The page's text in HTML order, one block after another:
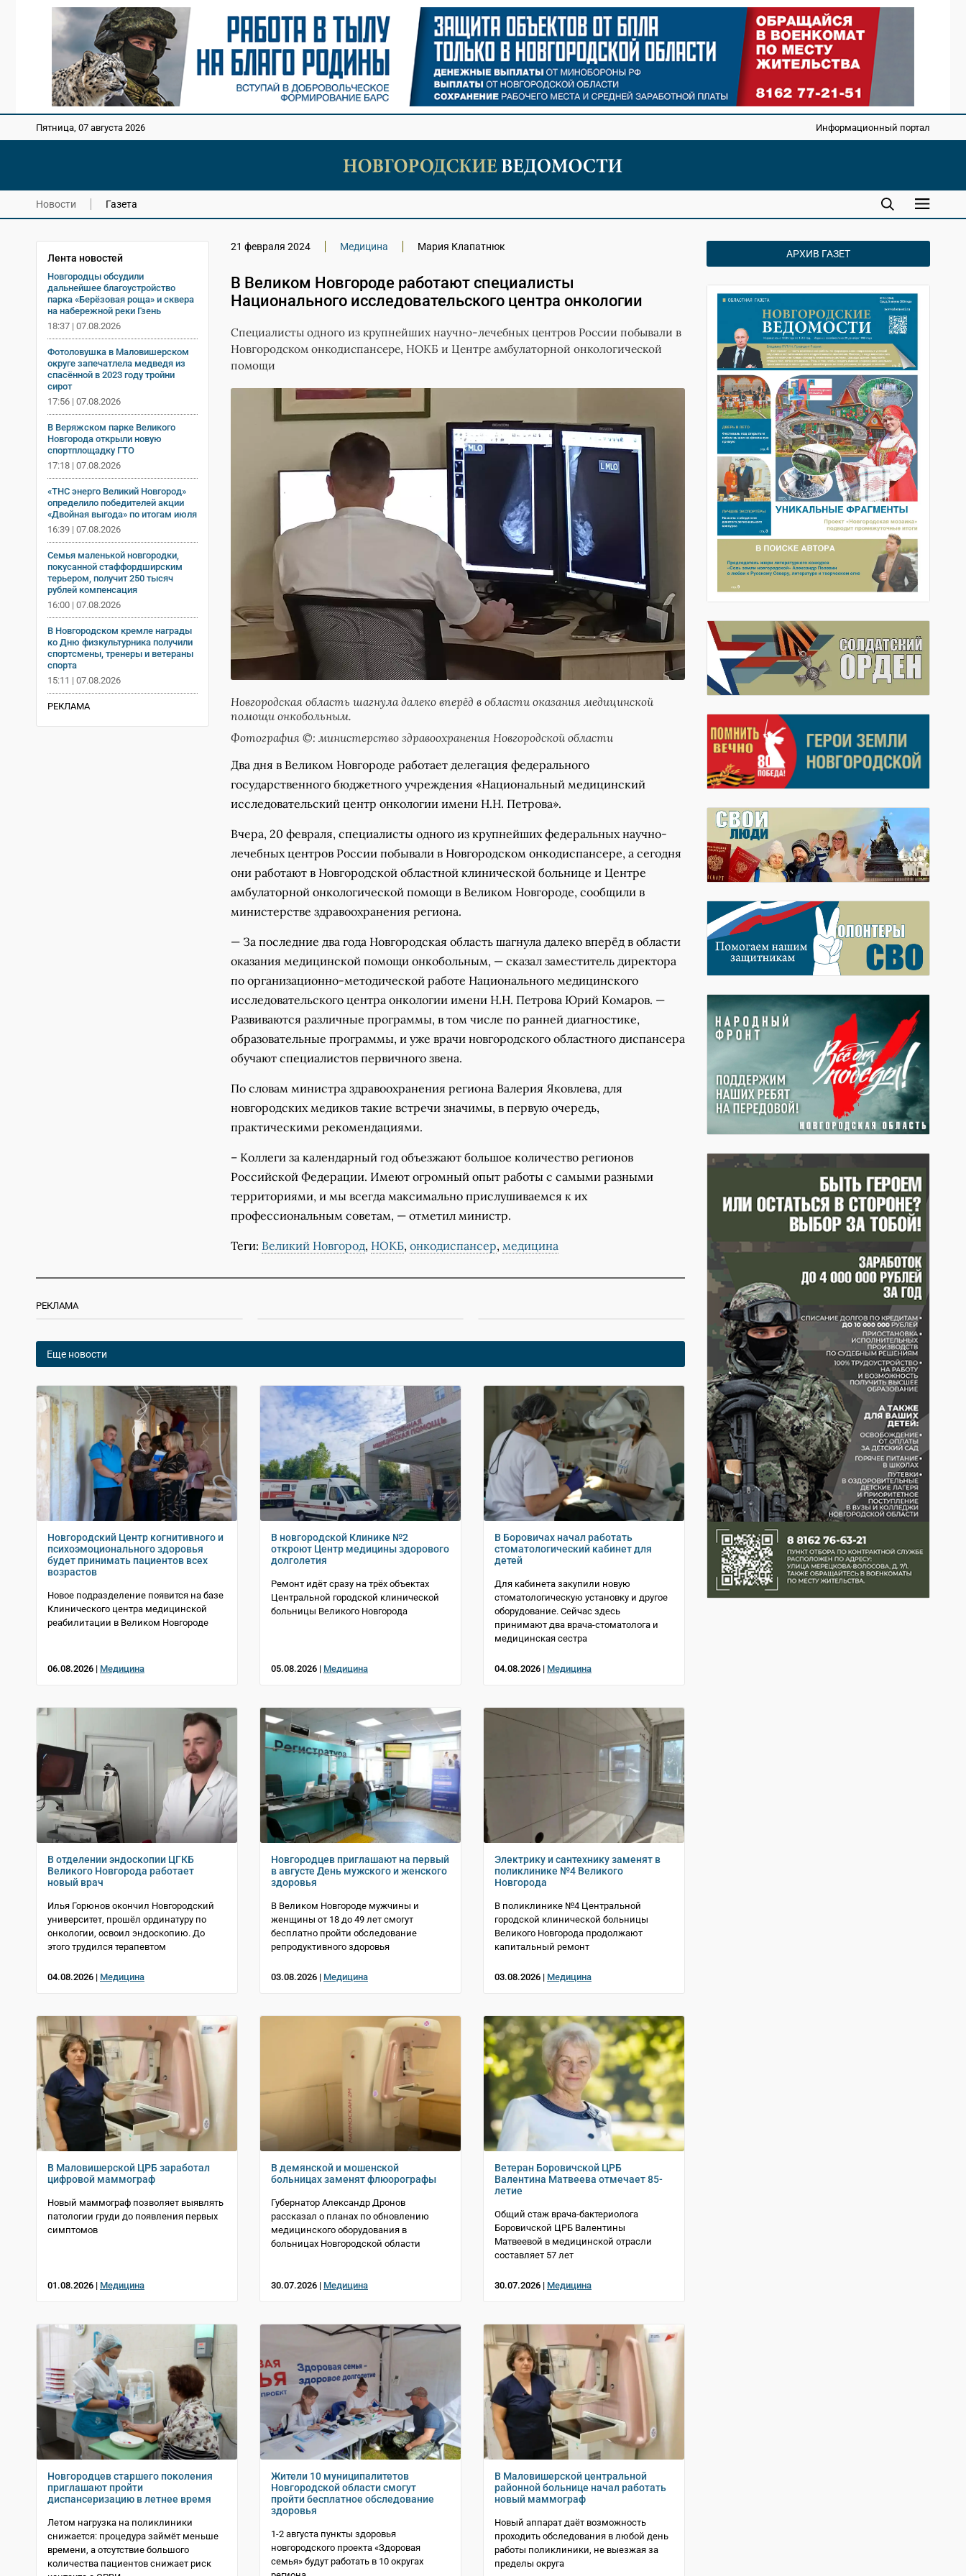
Пятница, 07 августа 2026 Информационный портал
Новости Газета
Лента новостей
Новгородцы обсудили
дальнейшее благоустройство
парка «Берёзовая роща» и сквера
на набережной реки Гзень
18:37 | 07.08.2026
Фотоловушка в Маловишерском
округе запечатлела медведя из
спасённой в 2023 году тройни
сирот
17:56 | 07.08.2026
В Веряжском парке Великого
Новгорода открыли новую
спортплощадку ГТО
17:18 | 07.08.2026
«ТНС энерго Великий Новгород»
определило победителей акции
«Двойная выгода» по итогам июля
16:39 | 07.08.2026
Семья маленькой новгородки,
покусанной стаффордширским
терьером, получит 250 тысяч
рублей компенсация
16:00 | 07.08.2026
В Новгородском кремле награды
ко Дню физкультурника получили
спортсмены, тренеры и ветераны
спорта
15:11 | 07.08.2026
РЕКЛАМА
21 февраля 2024 Медицина Мария Клапатнюк
В Великом Новгороде работают специалисты
Национального исследовательского центра онкологии
Специалисты одного из крупнейших научно-лечебных центров России побывали в
Новгородском онкодиспансере, НОКБ и Центре амбулаторной онкологической
помощи
Новгородская область шагнула далеко вперёд в области оказания медицинской
помощи онкобольным.
Фотография ©: министерство здравоохранения Новгородской области
Два дня в Великом Новгороде работает делегация федерального
государственного бюджетного учреждения «Национальный медицинский
исследовательский центр онкологии имени Н.Н. Петрова».
Вчера, 20 февраля, специалисты одного из крупнейших федеральных научно-
лечебных центров России побывали в Новгородском онкодиспансере, а сегодня
они работают в Новгородской областной клинической больнице и Центре
амбулаторной онкологической помощи в Великом Новгороде, сообщили в
министерстве здравоохранения региона.
— За последние два года Новгородская область шагнула далеко вперёд в области
оказания медицинской помощи онкобольным, — сказал заместитель директора
по организационно-методической работе Национального медицинского
исследовательского центра онкологии имени Н.Н. Петрова Юрий Комаров. —
Развиваются различные программы, в том числе по ранней диагностике,
образовательные программы, и уже врачи новгородского областного диспансера
обучают специалистов первичного звена.
По словам министра здравоохранения региона Валерия Яковлева, для
новгородских медиков такие встречи значимы, в первую очередь,
практическими рекомендациями.
– Коллеги за календарный год объезжают большое количество регионов
Российской Федерации. Имеют огромный опыт работы с самыми разными
территориями, и мы всегда максимально прислушиваемся к их
профессиональным советам, — отметил министр.
Теги: Великий Новгород, НОКБ, онкодиспансер, медицина
РЕКЛАМА
Еще новости
Новгородский Центр когнитивного и
психоэмоционального здоровья
будет принимать пациентов всех
возрастов
Новое подразделение появится на базе
Клинического центра медицинской
реабилитации в Великом Новгороде
06.08.2026 | Медицина
В новгородской Клинике №2
откроют Центр медицины здорового
долголетия
Ремонт идёт сразу на трёх объектах
Центральной городской клинической
больницы Великого Новгорода
05.08.2026 | Медицина
В Боровичах начал работать
стоматологический кабинет для
детей
Для кабинета закупили новую
стоматологическую установку и другое
оборудование. Сейчас здесь
принимают два врача-стоматолога и
медицинская сестра
04.08.2026 | Медицина
В отделении эндоскопии ЦГКБ
Великого Новгорода работает
новый врач
Илья Горюнов окончил Новгородский
университет, прошёл ординатуру по
онкологии, освоил эндоскопию. До
этого трудился терапевтом
04.08.2026 | Медицина
Новгородцев приглашают на первый
в августе День мужского и женского
здоровья
В Великом Новгороде мужчины и
женщины от 18 до 49 лет смогут
бесплатно пройти обследование
репродуктивного здоровья
03.08.2026 | Медицина
Электрику и сантехнику заменят в
поликлинике №4 Великого
Новгорода
В поликлинике №4 Центральной
городской клинической больницы
Великого Новгорода продолжают
капитальный ремонт
03.08.2026 | Медицина
В Маловишерской ЦРБ заработал
цифровой маммограф
Новый маммограф позволяет выявлять
патологии груди до появления первых
симптомов
01.08.2026 | Медицина
В демянской и мошенской
больницах заменят флюорографы
Губернатор Александр Дронов
рассказал о планах по обновлению
медицинского оборудования в
больницах Новгородской области
30.07.2026 | Медицина
Ветеран Боровичской ЦРБ
Валентина Матвеева отмечает 85-
летие
Общий стаж врача-бактериолога
Боровичской ЦРБ Валентины
Матвеевой в медицинской отрасли
составляет 57 лет
30.07.2026 | Медицина
Новгородцев старшего поколения
приглашают пройти
диспансеризацию в летнее время
Летом нагрузка на поликлиники
снижается: процедура займёт меньше
времени, а отсутствие большого
количества пациентов снижает риск
Жители 10 муниципалитетов
Новгородской области смогут
пройти бесплатное обследование
здоровья
1-2 августа пункты здоровья
новгородского проекта «Здоровая
семья» будут работать в 10 округах
В Маловишерской центральной
районной больнице начал работать
новый маммограф
Новый аппарат даёт возможность
проходить обследования в любой день
работы поликлиники, не выезжая за
пределы округа
АРХИВ ГАЗЕТ